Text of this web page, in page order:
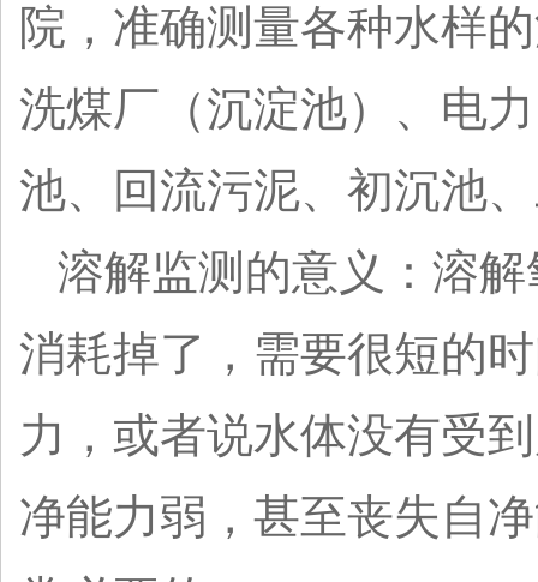
院，准确测量各种水样
洗煤厂（沉淀池）、电
池、回流污泥、初沉池
溶解监测的意义：溶
消耗掉了，需要很短的
力，或者说水体没有受
净能力弱，甚至丧失自